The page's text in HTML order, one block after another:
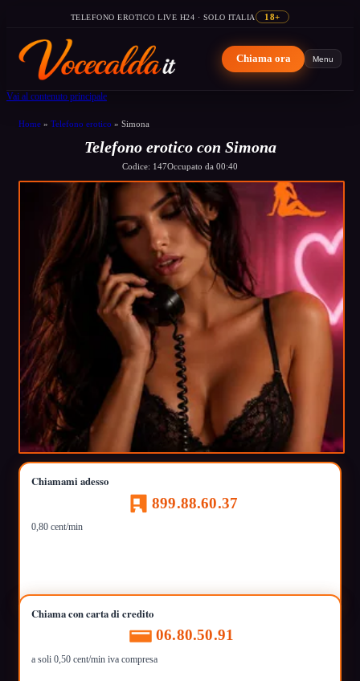
TELEFONO EROTICO LIVE H24 · SOLO ITALIA 18+
Chiama ora Menu
Vai al contenuto principale
Home » Telefono erotico » Simona
Telefono erotico con Simona
Codice: 147Occupato da 00:40
Chiamami adesso
899.88.60.37
0,80 cent/min
Chiama con carta di credito
06.80.50.91
a soli 0,50 cent/min iva compresa